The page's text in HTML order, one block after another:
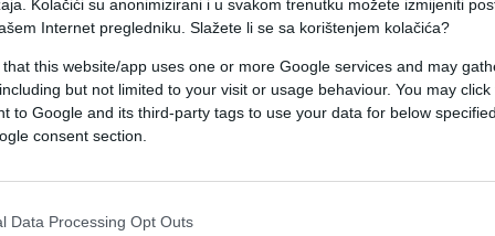
Kolačići su anonimizirani i u svakom trenutku možete izmijeniti
Internet pregledniku. Slažete li se sa korištenjem kolačića?
that this website/app uses one or more Google services and may
but not limited to your visit or usage behaviour. You may
to Google and its third-party tags to use your data for below
consent section.
Data Processing Opt Outs
na demokratiju u Rusiji i Evropi: Posljedice
vlade u Bosni i Hercegovini izrazili želju da
nacionalnosti zastupljene u
Srbi - morat će se složiti oko bosanske
Republika Srpska jedna je od dvije u